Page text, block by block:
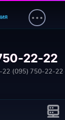
22-22
22·(095) 750-22-22·